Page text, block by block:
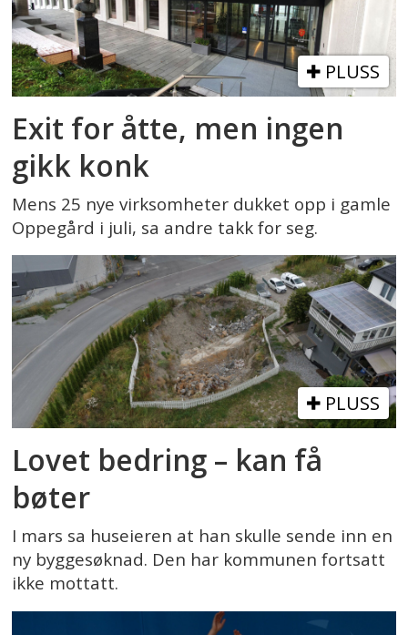
PLUSS
Exit for åtte, men ingen
gikk konk
Mens 25 nye virksomheter dukket opp i gamle
Oppegård i juli, sa andre takk for seg.
PLUSS
Lovet bedring – kan få
bøter
I mars sa huseieren at han skulle sende inn en
ny byggesøknad. Den har kommunen fortsatt
ikke mottatt.